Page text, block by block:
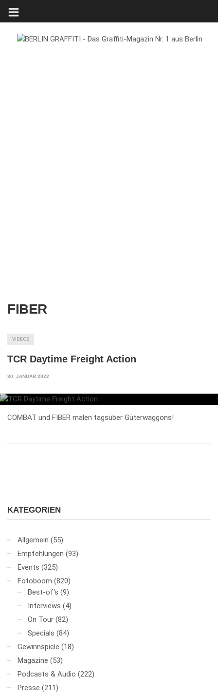
FIBER
VIDEOS
TCR Daytime Freight Action
30. JANUAR 2022
COMBAT und FIBER malen tagsüber Güterwaggons!
KATEGORIEN
Allgemein (55)
Empfehlungen (93)
Events (325)
Fotoboom (820)
Best-of's (9)
Interviews (4)
On Tour (82)
Specials (84)
Gewinnspiele (18)
Magazine (53)
Podcasts & Audio (222)
Presse (211)